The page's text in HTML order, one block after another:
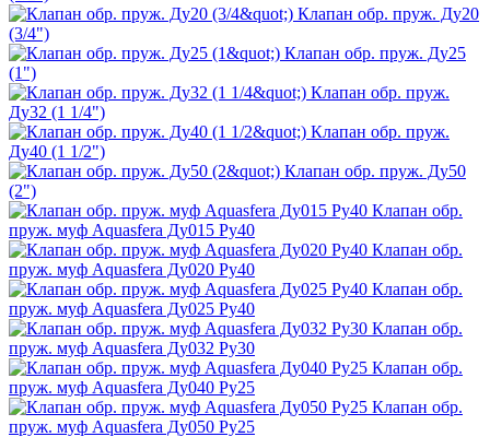
Клапан обр. пруж. Ду20
(3/4")
Клапан обр. пруж. Ду25
(1")
Клапан обр. пруж.
Ду32 (1 1/4")
Клапан обр. пруж.
Ду40 (1 1/2")
Клапан обр. пруж. Ду50
(2")
Клапан обр.
пруж. муф Aquasfera Ду015 Ру40
Клапан обр.
пруж. муф Aquasfera Ду020 Ру40
Клапан обр.
пруж. муф Aquasfera Ду025 Ру40
Клапан обр.
пруж. муф Aquasfera Ду032 Ру30
Клапан обр.
пруж. муф Aquasfera Ду040 Ру25
Клапан обр.
пруж. муф Aquasfera Ду050 Ру25